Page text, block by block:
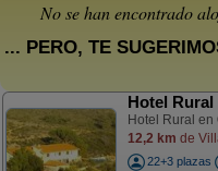
No se han encontrado
... PERO, TE
Hotel
Hotel Rural en
12,2 km de
22+3 plazas